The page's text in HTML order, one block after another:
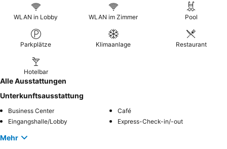
WLAN in Lobby WLAN im Zimmer Pool
Parkplätze Klimaanlage Restaurant
Hotelbar
Alle Ausstattungen
Unterkunftsausstattung
Business Center
Café
Eingangshalle/Lobby
Express-Check-in/-out
Mehr